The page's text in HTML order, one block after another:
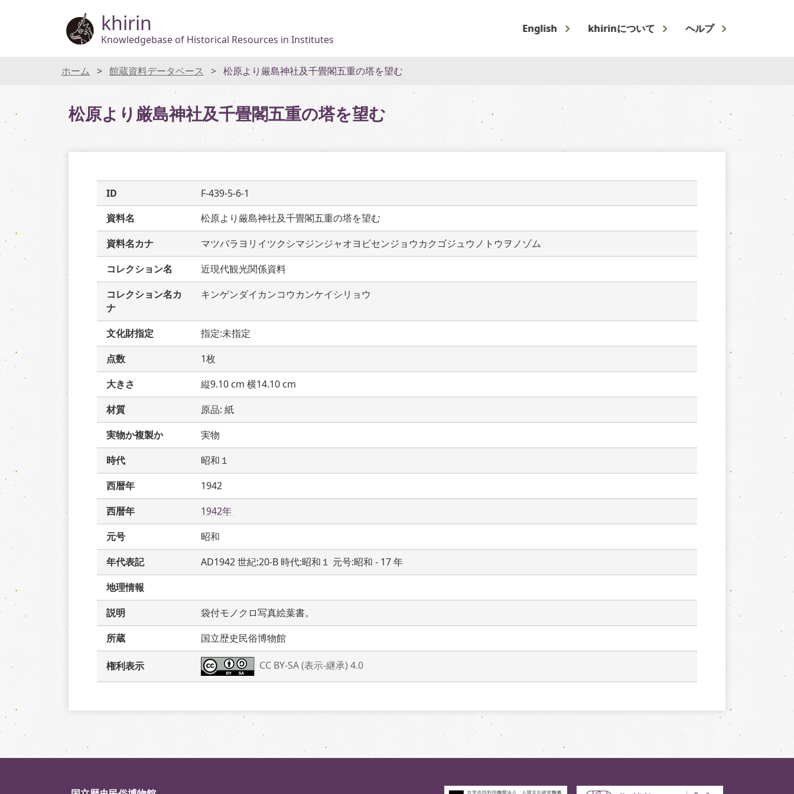
khirin
Knowledgebase of Historical Resources in Institutes
English khirinについて ヘルプ
ホーム 館蔵資料データベース 松原より厳島神社及千畳閣五重の塔を望む
松原より厳島神社及千畳閣五重の塔を望む
ID
F-439-5-6-1
資料名
松原より厳島神社及千畳閣五重の塔を望む
資料名カナ
マツバラヨリイツクシマジンジャオヨビセンジョウカクゴジュウノトウヲノゾム
コレクション名
近現代観光関係資料
コレクション名カ
ナ
キンゲンダイカンコウカンケイシリョウ
文化財指定
指定:未指定
点数
1枚
大きさ
縦9.10 cm 横14.10 cm
材質
原品: 紙
実物か複製か
実物
時代
昭和１
西暦年
1942
西暦年
1942年
元号
昭和
年代表記
AD1942 世紀:20-B 時代:昭和１ 元号:昭和 - 17 年
地理情報
説明
袋付モノクロ写真絵葉書。
所蔵
国立歴史民俗博物館
権利表示 CC BY-SA (表示-継承) 4.0